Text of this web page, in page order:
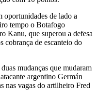
de lado a
tempo o Botafogo
Kanu, que superou a defesa
cobrança de escanteio do
mudanças que mudaram
argentino Germán
nas vagas do artilheiro Fred